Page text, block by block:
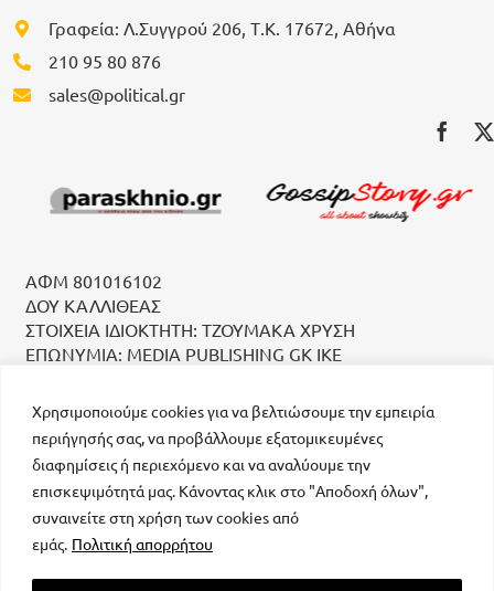
Χρησιμοποιούμε cookies για να βελτιώσουμε την εμπειρία
περιήγησής σας, να προβάλλουμε εξατομικευμένες
διαφημίσεις ή περιεχόμενο και να αναλύουμε την
επισκεψιμότητά μας. Κάνοντας κλικ στο "Αποδοχή όλων",
συναινείτε στη χρήση των cookies από
εμάς. Πολιτική απορρήτου
Γραφεία: Λ.Συγγρού 206, Τ.Κ. 17672, Αθήνα
210 95 80 876
sales@political.gr
ΑΦΜ 801016102
ΔΟΥ ΚΑΛΛΙΘΕΑΣ
ΣΤΟΙΧΕΙΑ ΙΔΙΟΚΤΗΤΗ: ΤΖΟΥΜΑΚΑ ΧΡΥΣΗ
ΕΠΩΝΥΜΙΑ: MEDIA PUBLISHING GK IKE
μοναδικός αριθμός Μ.Η.Τ. 232223